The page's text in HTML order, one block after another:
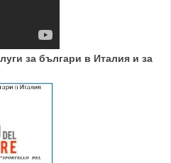
за българи в Италия и за